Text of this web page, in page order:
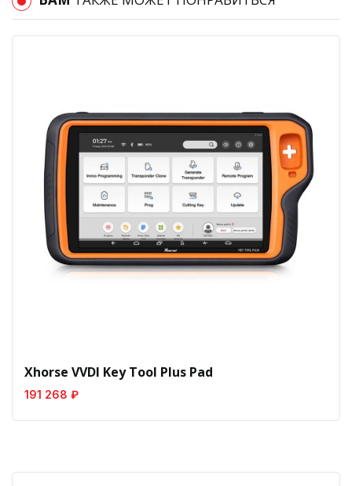
Xhorse VVDI Key Tool Plus Pad
191 268 ₽